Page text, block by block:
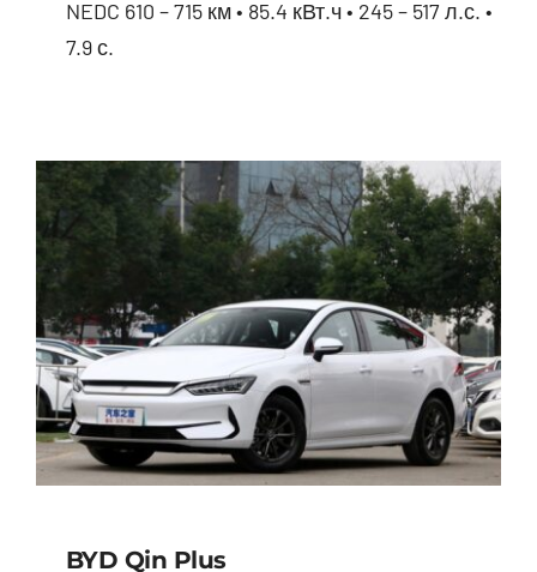
NEDC 610 – 715 км • 85.4 кВт.ч • 245 – 517 л.с. •
7.9 с.
BYD Qin Plus